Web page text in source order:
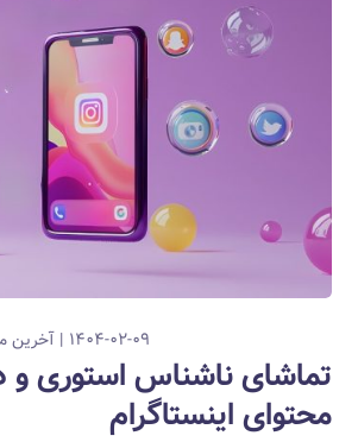
۱۴۰۴-۰۲-۰۹ آخرین
تماشای ناشناس استوری و
محتوای اینستاگرام